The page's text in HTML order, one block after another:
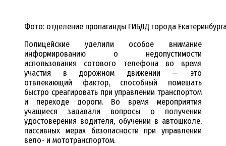
Фото: отделение пропаганды ГИБДД города
Полицейские уделили особое внимание
информированию о недопустимости
использования сотового телефона во время
участия в дорожном движении — это
отвлекающий фактор, способный помешать
быстро среагировать при управлении транспортом
и переходе дороги. Во время мероприятия
учащиеся задавали вопросы о получении
удостоверения водителя, обучении в автошколе,
пассивных мерах безопасности при управлении
вело- и мототранспортом.